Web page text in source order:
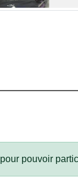
pour pouvoir